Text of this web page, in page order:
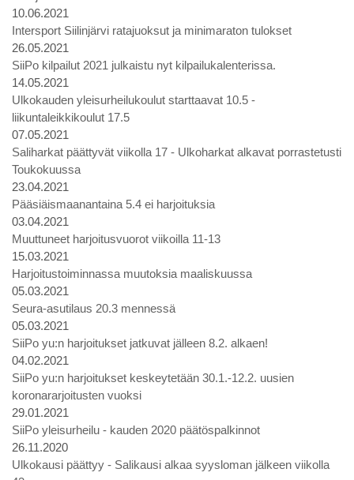
10.06.2021
Intersport Siilinjärvi ratajuoksut ja minimaraton tulokset
26.05.2021
SiiPo kilpailut 2021 julkaistu nyt kilpailukalenterissa.
14.05.2021
Ulkokauden yleisurheilukoulut starttaavat 10.5 -
liikuntaleikkikoulut 17.5
07.05.2021
Saliharkat päättyvät viikolla 17 - Ulkoharkat alkavat porrastetusti
Toukokuussa
23.04.2021
Pääsiäismaanantaina 5.4 ei harjoituksia
03.04.2021
Muuttuneet harjoitusvuorot viikoilla 11-13
15.03.2021
Harjoitustoiminnassa muutoksia maaliskuussa
05.03.2021
Seura-asutilaus 20.3 mennessä
05.03.2021
SiiPo yu:n harjoitukset jatkuvat jälleen 8.2. alkaen!
04.02.2021
SiiPo yu:n harjoitukset keskeytetään 30.1.-12.2. uusien
koronararjoitusten vuoksi
29.01.2021
SiiPo yleisurheilu - kauden 2020 päätöspalkinnot
26.11.2020
Ulkokausi päättyy - Salikausi alkaa syysloman jälkeen viikolla